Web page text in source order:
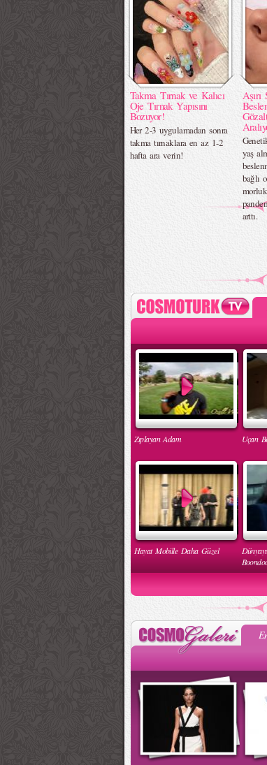
Takma Tırnak ve Kalıcı
Oje Tırnak Yapısını
Bozuyor!
Her 2-3 uygulamadan sonra
takma tırnaklara en az 1-2
hafta ara verin!
Aşırı
yaş
bağlı
arttı.
Zıplayan Adam Uçan
Hayat Mobille Daha Güzel
İnsan